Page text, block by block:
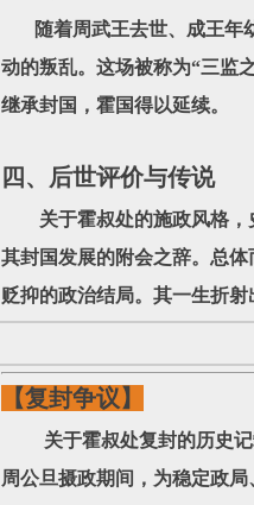
随着周武王去世、成王年幼
动的叛乱。这场被称为“三监
继承封国，霍国得以延续。
四、后世评价与传说
关于霍叔处的施政风格，史
其封国发展的附会之辞。总
贬抑的政治结局。其一生折
【复封争议】
关于霍叔处复封的历史记载
周公旦摄政期间，为稳定政